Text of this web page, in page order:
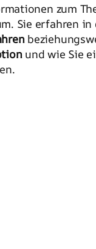
zum
Sie erfahren
und wie Sie